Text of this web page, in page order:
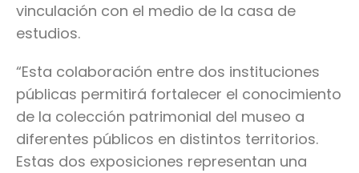
vinculación con el medio de la casa de
estudios.
“Esta colaboración entre dos instituciones
públicas permitirá fortalecer el conocimiento
de la colección patrimonial del museo a
diferentes públicos en distintos territorios.
Estas dos exposiciones representan una